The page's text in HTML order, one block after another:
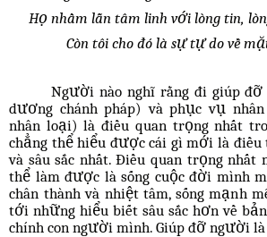
Họ nhầm lẫn tâm linh với lòng tin,
Còn tôi cho đó là sự tự do về
Người nào nghĩ rằng đi giúp
dương chánh pháp) và phục vụ
nhân loại) là điều quan trọng nhất
chẳng thể hiểu được cái gì mới là
và sâu sắc nhất. Điều quan trọng
thể làm được là sống cuộc đời mình
chân thành và nhiệt tâm, sống mạnh
tới những hiểu biết sâu sắc hơn về
chính con người mình. Giúp đỡ người là